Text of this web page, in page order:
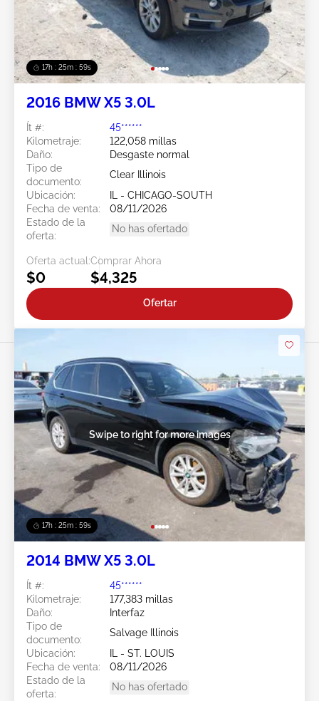
17h : 25m : 56s
2016 BMW X5 3.0L
Ít #:
45******
Kilometraje:
122,058 millas
Daño:
Desgaste normal
Tipo de
documento:
Clear Illinois
Ubicación:
IL - CHICAGO-SOUTH
Fecha de venta:
08/11/2026
Estado de la
oferta:
No has ofertado
Oferta actual:
$0
Comprar Ahora
$4,325
Ofertar
17h : 25m : 56s
Swipe to right for more images
2014 BMW X5 3.0L
Ít #:
45******
Kilometraje:
177,383 millas
Daño:
Interfaz
Tipo de
documento:
Salvage Illinois
Ubicación:
IL - ST. LOUIS
Fecha de venta:
08/11/2026
Estado de la
oferta:
No has ofertado